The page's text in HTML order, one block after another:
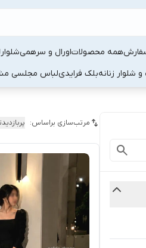
همه محصولاتاورال و سرهمیشلوار
شلوار زنانهبلک فرایدیلباس مجلسی
مرتب‌سازی براساس: